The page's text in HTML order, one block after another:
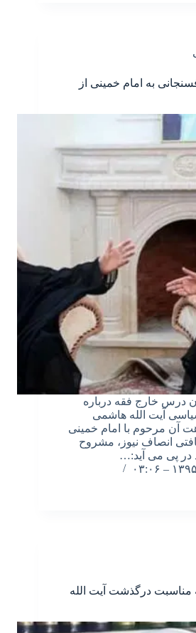
به امام خمینی از
درس خارج فقه درباره
آیت الله هاشمی
آن مرحوم با امام خمینی
انصاف نیوز، مشروح
در پی می آید:…
مناسبت درگذشت آیت الله